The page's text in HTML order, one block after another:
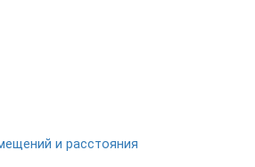
и расстояния